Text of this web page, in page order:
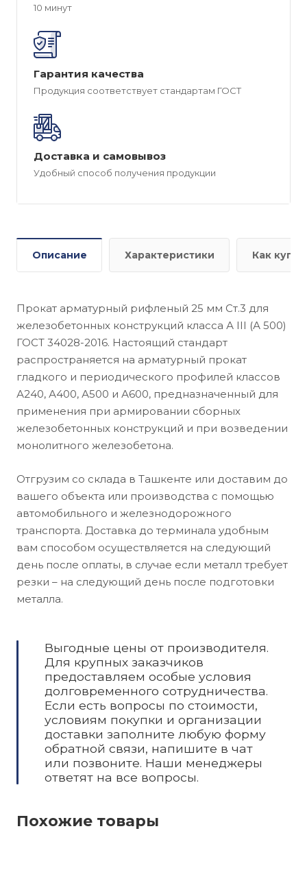
10 минут
Гарантия качества
Продукция соответствует стандартам ГОСТ
Доставка и самовывоз
Удобный способ получения продукции
Описание Характеристики Как
Прокат арматурный рифленый 25 мм Ст.3 для
железобетонных конструкций класса А III (А 500)
ГОСТ 34028-2016. Настоящий стандарт
распространяется на арматурный прокат
гладкого и периодического профилей классов
А240, А400, А500 и А600, предназначенный для
применения при армировании сборных
железобетонных конструкций и при возведении
монолитного железобетона.
Отгрузим со склада в Ташкенте или доставим до
вашего объекта или производства с помощью
автомобильного и железнодорожного
транспорта. Доставка до терминала удобным
вам способом осуществляется на следующий
день после оплаты, в случае если металл требует
резки – на следующий день после подготовки
металла.
Выгодные цены от производителя.
Для крупных заказчиков
предоставляем особые условия
долговременного сотрудничества.
Если есть вопросы по стоимости,
условиям покупки и организации
доставки заполните любую форму
обратной связи, напишите в чат
или позвоните. Наши менеджеры
ответят на все вопросы.
Похожие товары